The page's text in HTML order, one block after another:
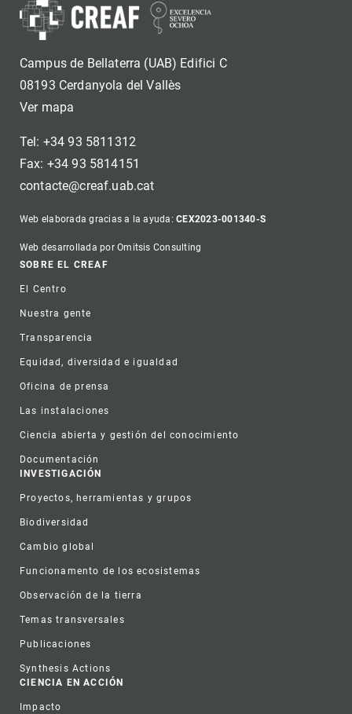
Campus de Bellaterra (UAB) Edifici C
08193 Cerdanyola del Vallès
Ver mapa
Tel: +34 93 5811312
Fax: +34 93 5814151
contacte@creaf.uab.cat
Web elaborada gracias a la ayuda:CEX2023-001340-S
Web desarrollada por Omitsis Consulting
Footer
SOBRE EL CREAF
El Centro
Nuestra gente
Transparencia
Equidad, diversidad e igualdad
Oficina de prensa
Las instalaciones
Ciencia abierta y gestión del conocimiento
Documentación
INVESTIGACIÓN
Proyectos, herramientas y grupos
Biodiversidad
Cambio global
Funcionamento de los ecosistemas
Observación de la tierra
Temas transversales
Publicaciones
Synthesis Actions
CIENCIA EN ACCIÓN
Impacto